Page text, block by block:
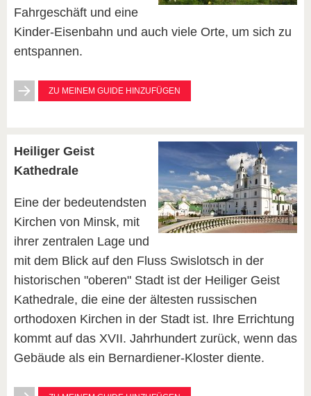
Fahrgeschäft und eine
Kinder-Eisenbahn und auch viele Orte, um sich zu
entspannen.
ZU MEINEM GUIDE HINZUFÜGEN
Heiliger Geist
Kathedrale
Eine der bedeutendsten
Kirchen von Minsk, mit
ihrer zentralen Lage und
mit dem Blick auf den Fluss Swislotsch in der
historischen "oberen" Stadt ist der Heiliger Geist
Kathedrale, die eine der ältesten russischen
orthodoxen Kirchen in der Stadt ist. Ihre Errichtung
kommt auf das XVII. Jahrhundert zurück, wenn das
Gebäude als ein Bernardiener-Kloster diente.